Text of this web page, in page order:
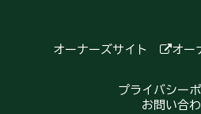
オーナーズサイト オー
プライバシー
お問い合